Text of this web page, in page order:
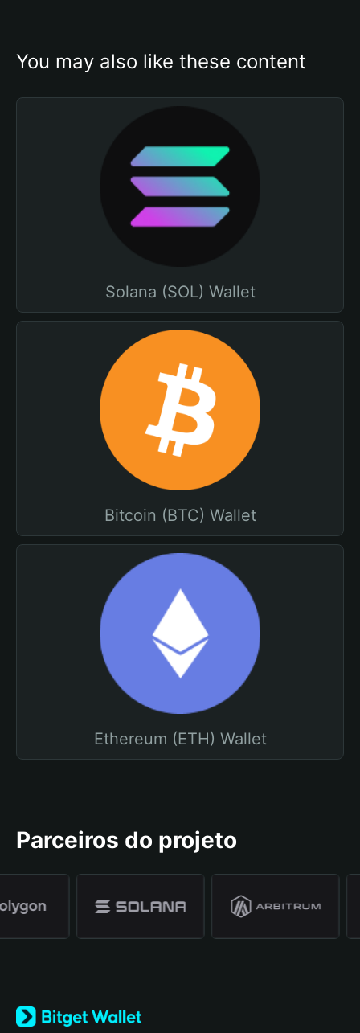
You may also like these content
Solana (SOL) Wallet
Bitcoin (BTC) Wallet
Ethereum (ETH) Wallet
Parceiros do projeto